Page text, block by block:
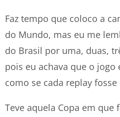
Faz tempo que coloco a
do Mundo, mas eu me
do Brasil por uma, duas,
pois eu achava que o jogo
como se cada replay
Teve aquela Copa em